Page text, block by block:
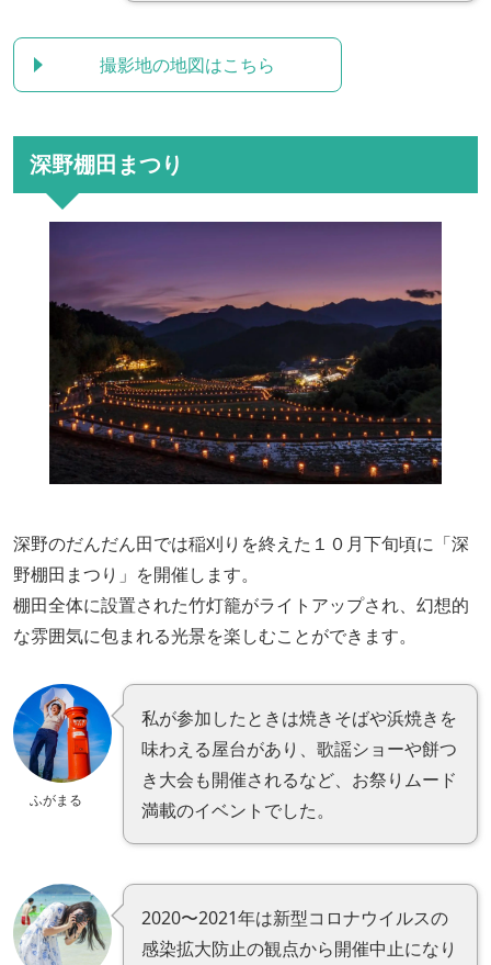
撮影地の地図はこちら
深野棚田まつり
深野のだんだん田では稲刈りを終えた１０月下旬頃に「深
野棚田まつり」を開催します。
棚田全体に設置された竹灯籠がライトアップされ、幻想的
な雰囲気に包まれる光景を楽しむことができます。
ふがまる
私が参加したときは焼きそばや浜焼きを
味わえる屋台があり、歌謡ショーや餅つ
き大会も開催されるなど、お祭りムード
満載のイベントでした。
2020〜2021年は新型コロナウイルスの
感染拡大防止の観点から開催中止になり